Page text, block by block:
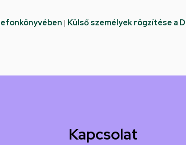
| Külső személyek rögzítése a
Kapcsolat